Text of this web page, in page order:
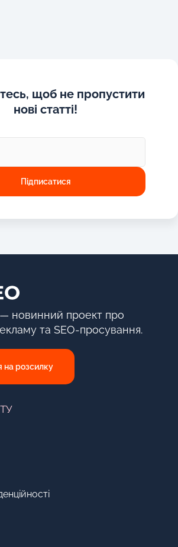
щоб не пропустити
нові статті!
— новинний проект про
та SEO-просування.
на розсилку